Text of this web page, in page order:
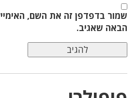
שמור בדפדפן זה את השם,
הבאה שאגיב.